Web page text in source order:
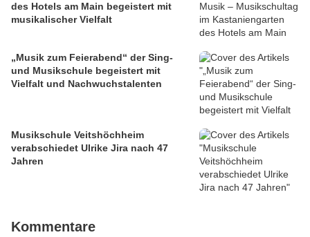
des Hotels am Main begeistert mit
musikalischer Vielfalt
„Musik zum Feierabend“ der Sing-
und Musikschule begeistert mit
Vielfalt und Nachwuchstalenten
Musikschule Veitshöchheim
verabschiedet Ulrike Jira nach 47
Jahren
Kommentare